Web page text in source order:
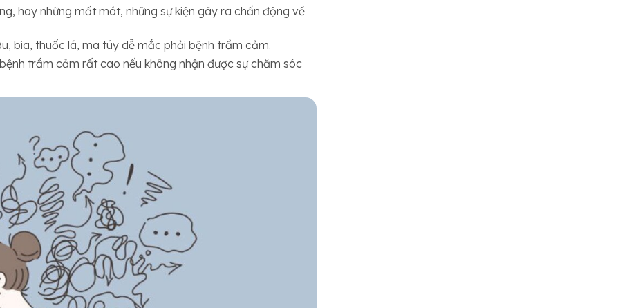
hay những mất mát, những sự kiện gây ra chấn động về
bia, thuốc lá, ma túy dễ mắc phải bệnh trầm cảm.
trầm cảm rất cao nếu không nhận được sự chăm sóc